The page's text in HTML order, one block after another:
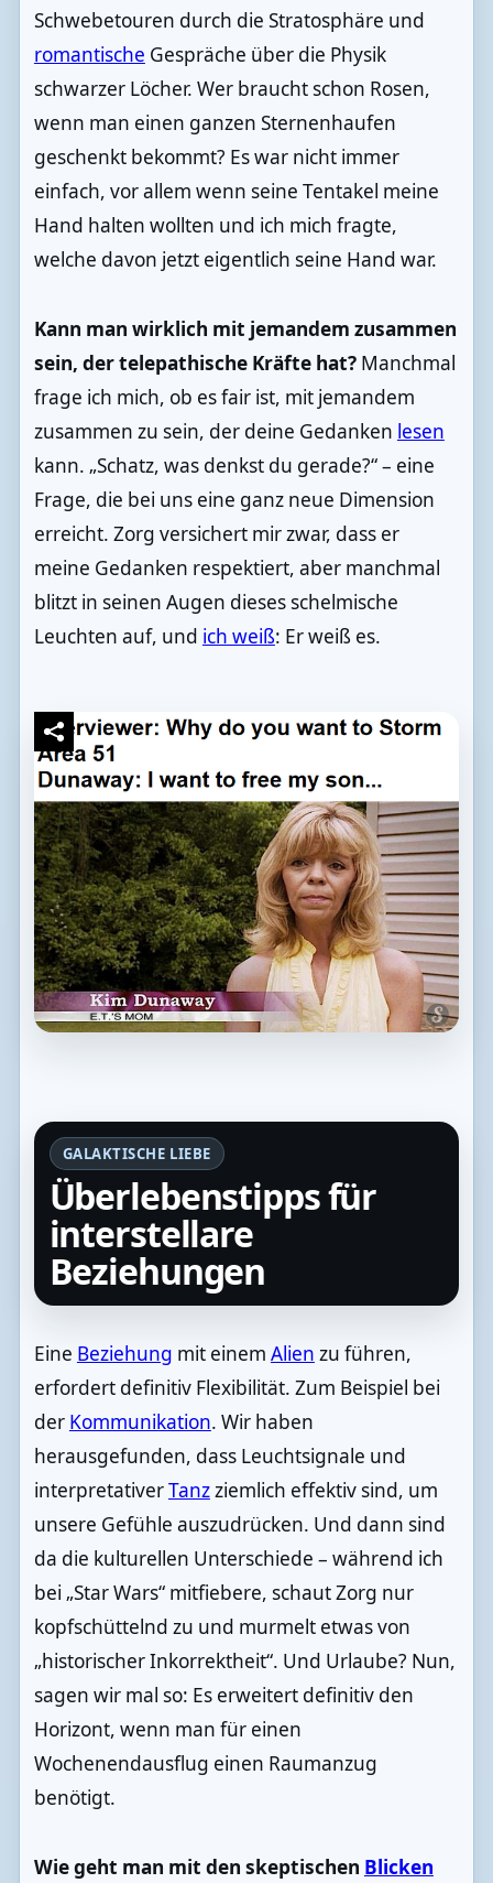
Schwebetouren durch die Stratosphäre und
romantische Gespräche über die Physik
schwarzer Löcher. Wer braucht schon Rosen,
wenn man einen ganzen Sternenhaufen
geschenkt bekommt? Es war nicht immer
einfach, vor allem wenn seine Tentakel meine
Hand halten wollten und ich mich fragte,
welche davon jetzt eigentlich seine Hand war.
Kann man wirklich mit jemandem zusammen
sein, der telepathische Kräfte hat? Manchmal
frage ich mich, ob es fair ist, mit jemandem
zusammen zu sein, der deine Gedanken lesen
kann. „Schatz, was denkst du gerade?“ – eine
Frage, die bei uns eine ganz neue Dimension
erreicht. Zorg versichert mir zwar, dass er
meine Gedanken respektiert, aber manchmal
blitzt in seinen Augen dieses schelmische
Leuchten auf, und ich weiß: Er weiß es.
GALAKTISCHE LIEBE
Überlebenstipps für
interstellare
Beziehungen
Eine Beziehung mit einem Alien zu führen,
erfordert definitiv Flexibilität. Zum Beispiel bei
der Kommunikation. Wir haben
herausgefunden, dass Leuchtsignale und
interpretativerTanzziemlich effektiv sind, um
unsere Gefühle auszudrücken. Und dann sind
da die kulturellen Unterschiede – während ich
bei „Star Wars“ mitfiebere, schaut Zorg nur
kopfschüttelnd zu und murmelt etwas von
„historischer Inkorrektheit“. Und Urlaube? Nun,
sagen wir mal so: Es erweitert definitiv den
Horizont, wenn man für einen
Wochenendausflug einen Raumanzug
benötigt.
Wie geht man mit den skeptischen Blicken